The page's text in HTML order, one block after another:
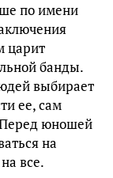
по имени
царит
банды.
выбирает
ее, сам
юношей
на
все.